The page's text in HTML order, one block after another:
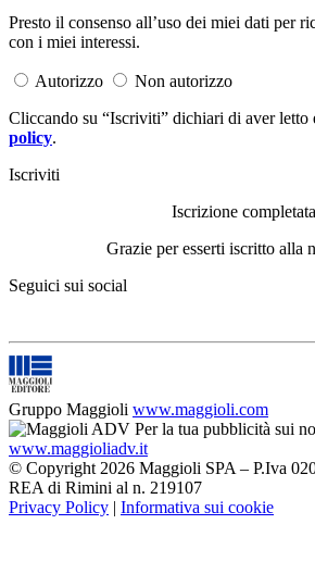
Presto il consenso all’uso dei miei dati per
con i miei interessi.
Autorizzo
Non autorizzo
Cliccando su “Iscriviti” dichiari di aver letto
policy.
Iscriviti
Iscrizione completata
Grazie per esserti iscritto alla
Seguici sui social
Gruppo Maggioli www.maggioli.com
Per la tua pubblicità sui
www.maggioliadv.it
© Copyright 2026 Maggioli SPA – P.Iva
REA di Rimini al n. 219107
Privacy Policy | Informativa sui cookie